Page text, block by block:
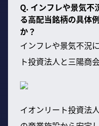
Q. インフレや景気不
る高配当銘柄の具体
か？
インフレや景気不況
ト投資法人と三陽商
イオンリート投資法